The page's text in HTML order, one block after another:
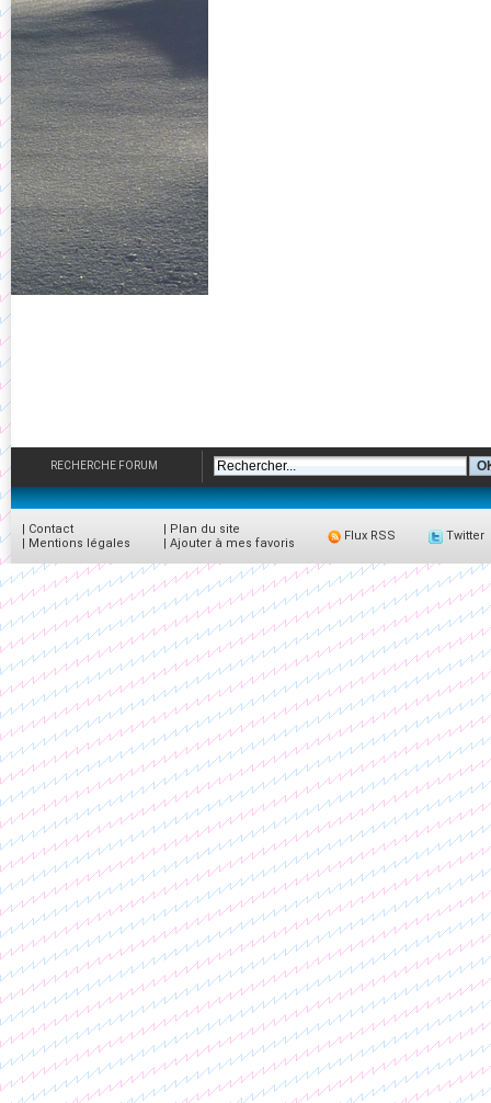
RECHERCHE FORUM
| Contact
| Mentions légales
| Plan du site
| Ajouter à mes favoris
Flux RSS Twitter